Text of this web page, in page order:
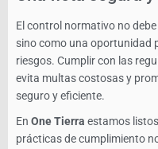
El control normativo no
sino como una oportunidad
riesgos. Cumplir con las
evita multas costosas y
seguro y eficiente.
En One Tierra estamos
prácticas de cumplimiento